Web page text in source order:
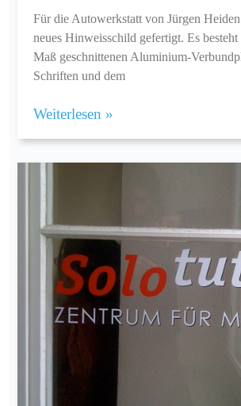
Für die Autowerkstatt von Jürgen
neues Hinweisschild gefertigt. Es besteht
Maß geschnittenen Aluminium-
Schriften und dem
Weiterlesen »